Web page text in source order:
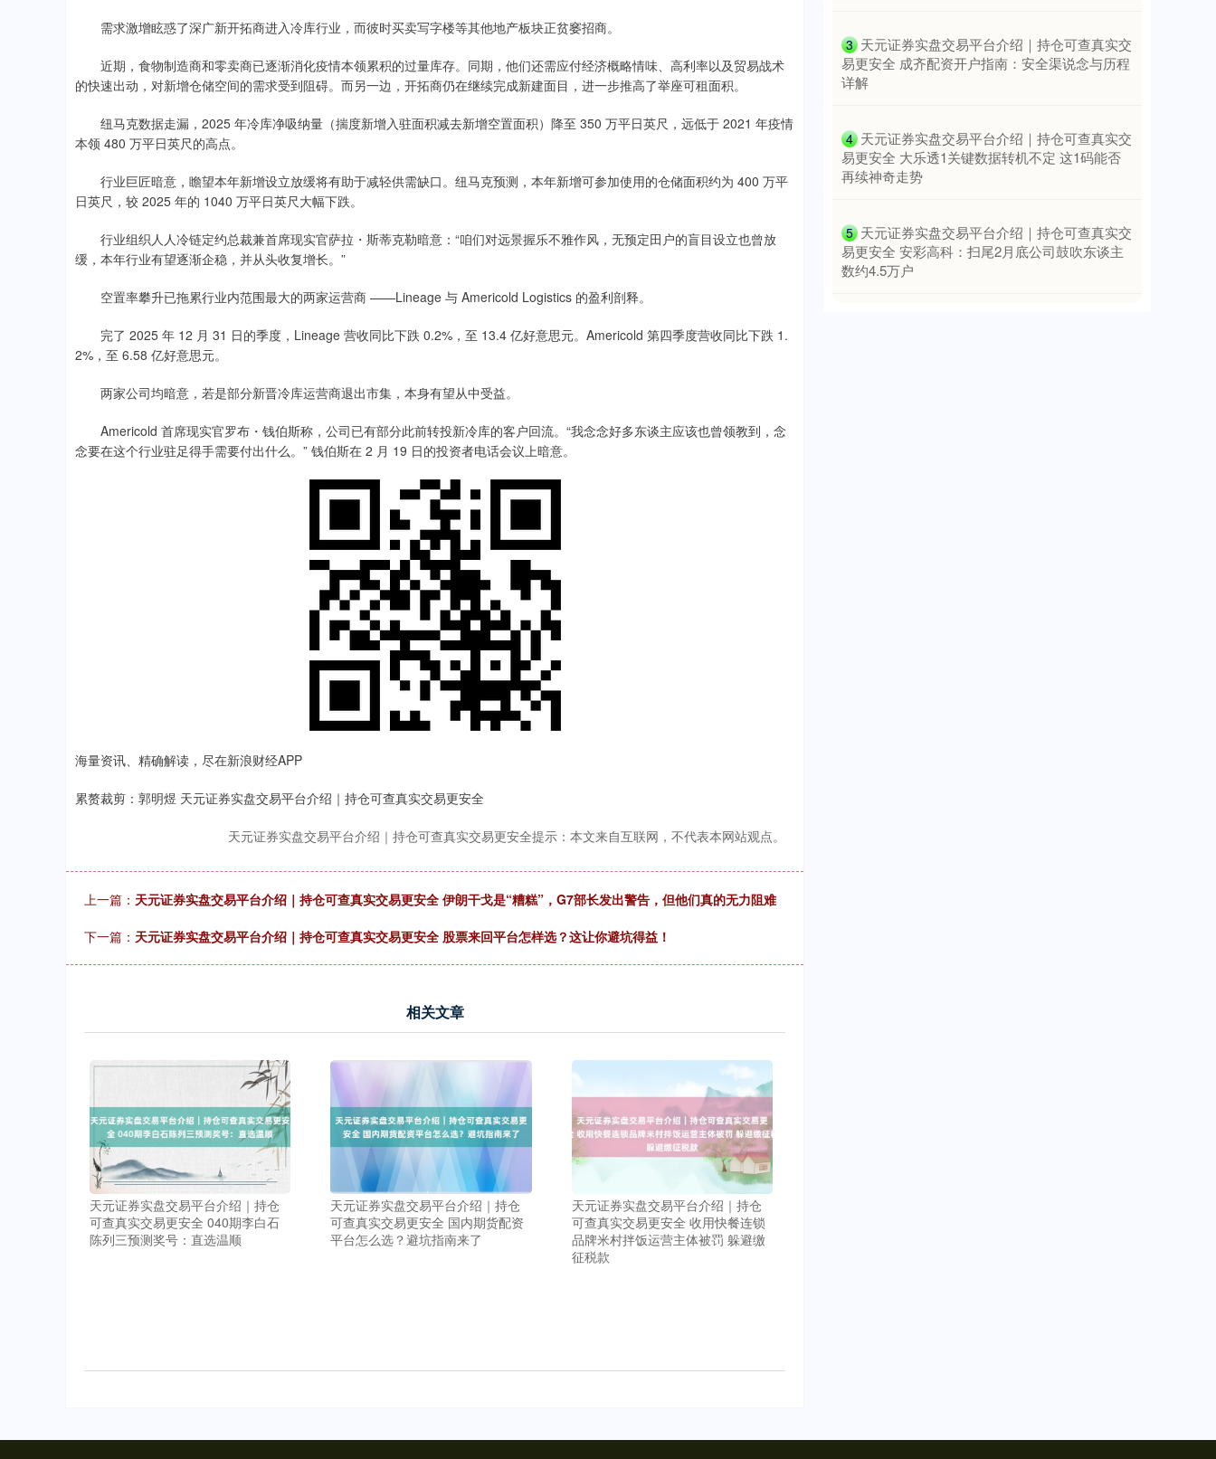
需求激增眩惑了深广新开拓商进入冷库行业，而彼时买卖写字楼等其他地产板块正贫窭招商。
近期，食物制造商和零卖商已逐渐消化疫情本领累积的过量库存。同期，他们还需应付经济概略情味、高利率以及贸易战术
的快速出动，对新增仓储空间的需求受到阻碍。而另一边，开拓商仍在继续完成新建面目，进一步推高了举座可租面积。
纽马克数据走漏，2025 年冷库净吸纳量（揣度新增入驻面积减去新增空置面积）降至 350 万平日英尺，远低于 2021 年疫情
本领 480 万平日英尺的高点。
行业巨匠暗意，瞻望本年新增设立放缓将有助于减轻供需缺口。纽马克预测，本年新增可参加使用的仓储面积约为 400 万平
日英尺，较 2025 年的 1040 万平日英尺大幅下跌。
行业组织人人冷链定约总裁兼首席现实官萨拉・斯蒂克勒暗意：“咱们对远景握乐不雅作风，无预定田户的盲目设立也曾放
缓，本年行业有望逐渐企稳，并从头收复增长。”
空置率攀升已拖累行业内范围最大的两家运营商 ——Lineage 与 Americold Logistics 的盈利剖释。
完了 2025 年 12 月 31 日的季度，Lineage 营收同比下跌 0.2%，至 13.4 亿好意思元。Americold 第四季度营收同比下跌 1.
2%，至 6.58 亿好意思元。
两家公司均暗意，若是部分新晋冷库运营商退出市集，本身有望从中受益。
Americold 首席现实官罗布・钱伯斯称，公司已有部分此前转投新冷库的客户回流。“我念念好多东谈主应该也曾领教到，念
念要在这个行业驻足得手需要付出什么。” 钱伯斯在 2 月 19 日的投资者电话会议上暗意。
海量资讯、精确解读，尽在新浪财经APP
累赘裁剪：郭明煜 天元证券实盘交易平台介绍｜持仓可查真实交易更安全
天元证券实盘交易平台介绍｜持仓可查真实交易更安全提示：本文来自互联网，不代表本网站观点。
上一篇： 天元证券实盘交易平台介绍｜持仓可查真实交易更安全 伊朗干戈是“糟糕”，G7部长发出警告，但他们真的无力阻难
下一篇： 天元证券实盘交易平台介绍｜持仓可查真实交易更安全 股票来回平台怎样选？这让你避坑得益！
相关文章
天元证券实盘交易平台介绍｜持仓
可查真实交易更安全 040期李白石
陈列三预测奖号：直选温顺
天元证券实盘交易平台介绍｜持仓
可查真实交易更安全 国内期货配资
平台怎么选？避坑指南来了
天元证券实盘交易平台介绍｜持仓
可查真实交易更安全 收用快餐连锁
品牌米村拌饭运营主体被罚 躲避缴
征税款
3 ​天元证券实盘交易平台介绍｜持仓可查真实交
易更安全 成齐配资开户指南：安全渠说念与历程
详解
4 ​天元证券实盘交易平台介绍｜持仓可查真实交
易更安全 大乐透1关键数据转机不定 这1码能否
再续神奇走势
5 ​天元证券实盘交易平台介绍｜持仓可查真实交
易更安全 安彩高科：扫尾2月底公司鼓吹东谈主
数约4.5万户